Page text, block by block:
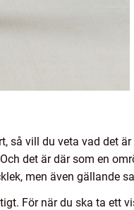
så vill du veta vad det
det är där som en
men även gällande
För när du ska ta ett